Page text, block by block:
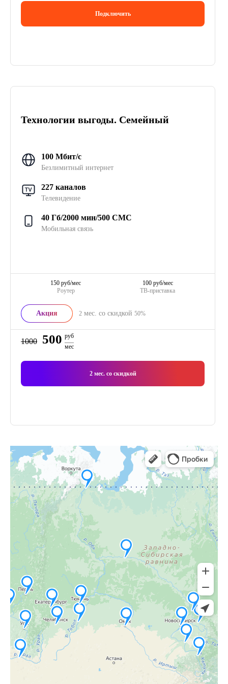
Подключить
Технологии выгоды. Семейный
100 Мбит/с
Безлимитный интернет
227 каналов
Телевидение
40 Гб/2000 мин/500 СМС
Мобильная связь
Роутер
150 руб/мес
ТВ-приставка
100 руб/мес
Акция 2 мес. со скидкой 50%
1000 500 руб
мес
2мес. со скидкой